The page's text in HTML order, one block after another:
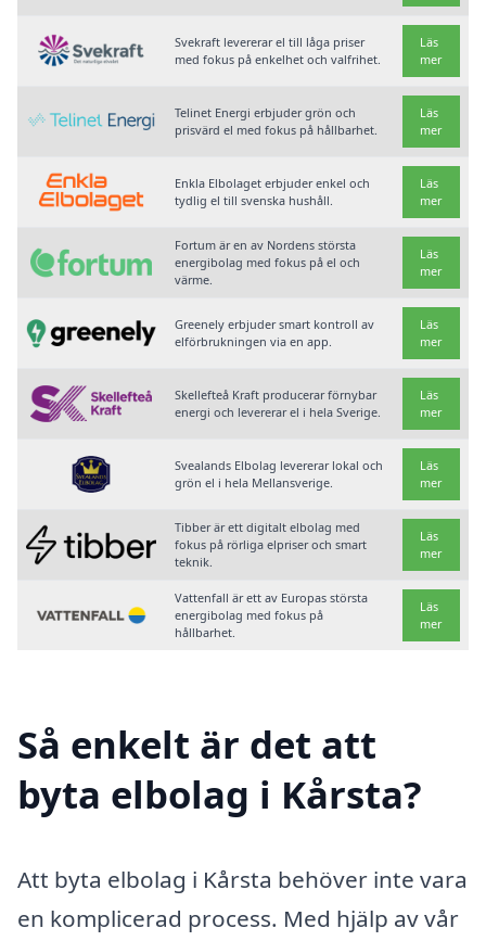
Svekraft levererar el till låga priser
med fokus på enkelhet och valfrihet.
Läs
mer
Telinet Energi erbjuder grön och
prisvärd el med fokus på hållbarhet.
Läs
mer
Enkla Elbolaget erbjuder enkel och
tydlig el till svenska hushåll.
Läs
mer
Fortum är en av Nordens största
energibolag med fokus på el och
värme.
Läs
mer
Greenely erbjuder smart kontroll av
elförbrukningen via en app.
Läs
mer
Skellefteå Kraft producerar förnybar
energi och levererar el i hela Sverige.
Läs
mer
Svealands Elbolag levererar lokal och
grön el i hela Mellansverige.
Läs
mer
Tibber är ett digitalt elbolag med
fokus på rörliga elpriser och smart
teknik.
Läs
mer
Vattenfall är ett av Europas största
energibolag med fokus på
hållbarhet.
Läs
mer
Så enkelt är det att
byta elbolag i Kårsta?
Att byta elbolag i Kårsta behöver inte vara
en komplicerad process. Med hjälp av vår